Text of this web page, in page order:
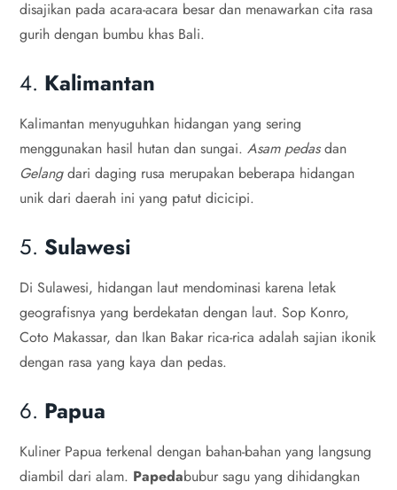
disajikan pada acara-acara besar dan menawarkan cita rasa
gurih dengan bumbu khas Bali.
4. Kalimantan
Kalimantan menyuguhkan hidangan yang sering
menggunakan hasil hutan dan sungai.Asam pedasdan
Gelangdari daging rusa merupakan beberapa hidangan
unik dari daerah ini yang patut dicicipi.
5. Sulawesi
Di Sulawesi, hidangan laut mendominasi karena letak
geografisnya yang berdekatan dengan laut. Sop Konro,
Coto Makassar, dan Ikan Bakar rica-rica adalah sajian ikonik
dengan rasa yang kaya dan pedas.
6. Papua
Kuliner Papua terkenal dengan bahan-bahan yang langsung
diambil dari alam. Papedabubur sagu yang dihidangkan